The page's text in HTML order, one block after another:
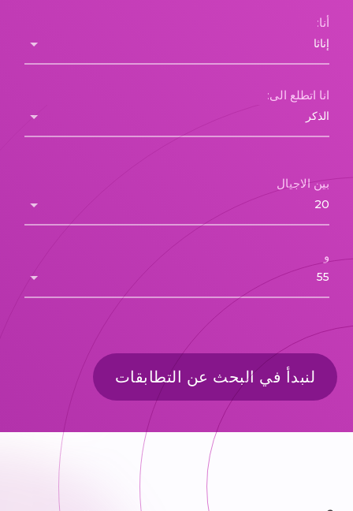
أنا:
انا اتطلع الى:
بين الاجيال
و
لنبدأ في البحث عن التطابقات